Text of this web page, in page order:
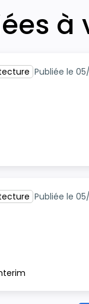
Publiée le
Publiée le